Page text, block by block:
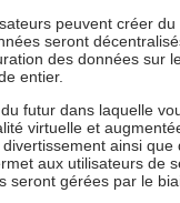
peuvent créer
seront
des données sur
entier.
futur dans laquelle
virtuelle et
ainsi
aux utilisateurs de
seront gérées par le